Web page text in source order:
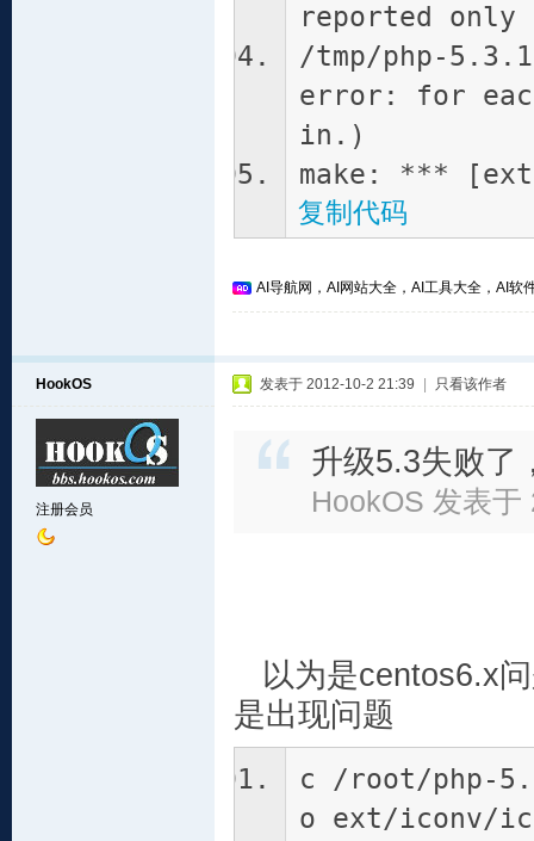
reported only
/tmp/php-
error: for
in.)
make: ***
复制代码
AI导航网，AI网站大全，AI工具大全，AI软
HookOS
注册会员
发表于 2012-10-2 21:39 只看该作者
升级5.3失败了
HookOS 发表于
以为是centos6.x
是出现问题
c /root/php-
o ext/iconv/